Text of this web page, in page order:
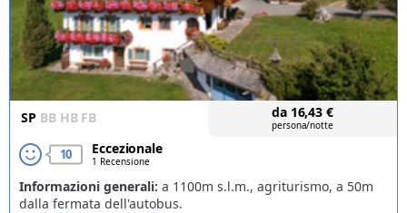
SP BB HB FB da 16,43 €
persona/notte
10 Eccezionale
1 Recensione
Informazioni generali: a 1100m s.l.m., agriturismo, a 50m
dalla fermata dell'autobus.